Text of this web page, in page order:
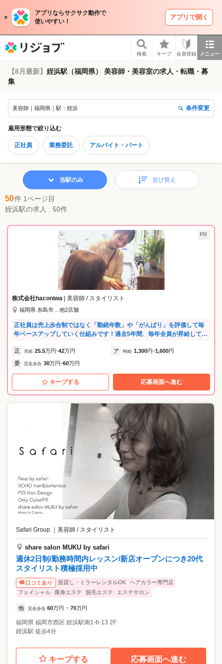
アプリならサクサク動作で
使いやすい！
アプリで開く
検索 キープ 会員登録 メニュー
【8月最新】 姪浜駅（福岡県） 美容師・美容室の求人・転職・募
集
美容師｜福岡県｜駅：姪浜 条件変更
雇用形態で絞り込む
正社員 業務委託 アルバイト・パート
50件 1ページ目
姪浜駅の求人 : 50件
当駅のみ 並び替え
PR
株式会社haconiwa | 美容師 / スタイリスト
福岡県 糸島市 ...他2店舗
正社員は売上歩合制ではなく「勤続年数」や「がんばり」を評価して毎
年ベースアップしていく仕組みです！過去5年間、毎年全員が昇給してい
受付が17:30なので、18:00にはサクッと退勤できる日も多いんです◎
正 月給 25.5万円~42万円 ア 時給 1,300円~1,600円
委 完全歩合 30万円~60万円
キープする 応募画面へ進む
Safari Group 美容師 / スタイリスト
share salon MUKU by safari
週休2日制/勤務時間内レッスン/新店オープンにつき20代
スタイリスト積極採用中
口コミあり 面貸し・ミラーレンタルOK
ヘアカラー専門店
フェイシャル
痩身エステ 脱毛エステ エステサロン
他 完全歩合 60万円 ~ 70万円
福岡県 福岡市西区 姪浜駅南1-6-13 2F
姪浜駅 徒歩4分
キープする 応募画面へ進む